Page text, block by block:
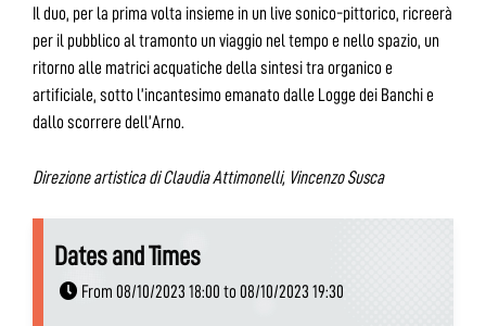
Il duo, per la prima volta insieme in un live sonico-pittorico, ricreerà
per il pubblico al tramonto un viaggio nel tempo e nello spazio, un
ritorno alle matrici acquatiche della sintesi tra organico e
artificiale, sotto l’incantesimo emanato dalle Logge dei Banchi e
dallo scorrere dell’Arno.
Direzione artistica di Claudia Attimonelli, Vincenzo Susca
Dates and Times
From 08/10/2023 18:00 to 08/10/2023 19:30